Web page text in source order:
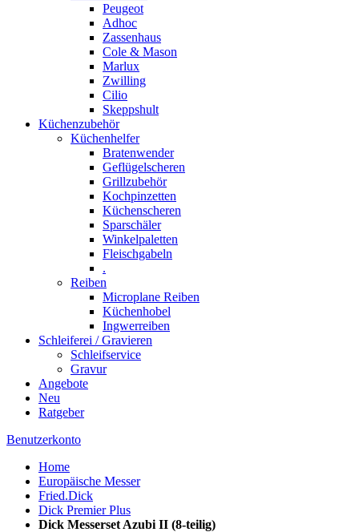
Peugeot
Adhoc
Zassenhaus
Cole & Mason
Marlux
Zwilling
Cilio
Skeppshult
Küchenzubehör
Küchenhelfer
Bratenwender
Geflügelscheren
Grillzubehör
Kochpinzetten
Küchenscheren
Sparschäler
Winkelpaletten
Fleischgabeln
.
Reiben
Microplane Reiben
Küchenhobel
Ingwerreiben
Schleiferei / Gravieren
Schleifservice
Gravur
Angebote
Neu
Ratgeber
Benutzerkonto
Home
Europäische Messer
Fried.Dick
Dick Premier Plus
Dick Messerset Azubi II (8-teilig)